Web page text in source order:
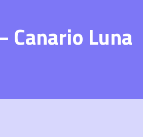
Canario Luna